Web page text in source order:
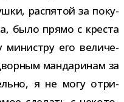
рас­пя­той за поку­
было прямо с кре­ста
мини­стру его вели­че­
ман­да­ри­нам за
я не могу отри­